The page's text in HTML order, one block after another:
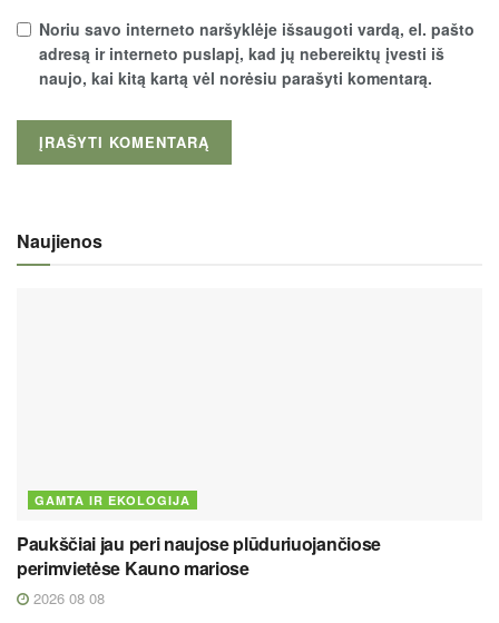
Noriu savo interneto naršyklėje išsaugoti vardą, el. pašto
adresą ir interneto puslapį, kad jų nebereiktų įvesti iš
naujo, kai kitą kartą vėl norėsiu parašyti komentarą.
Naujienos
GAMTA IR EKOLOGIJA
Paukščiai jau peri naujose plūduriuojančiose
perimvietėse Kauno mariose
2026 08 08